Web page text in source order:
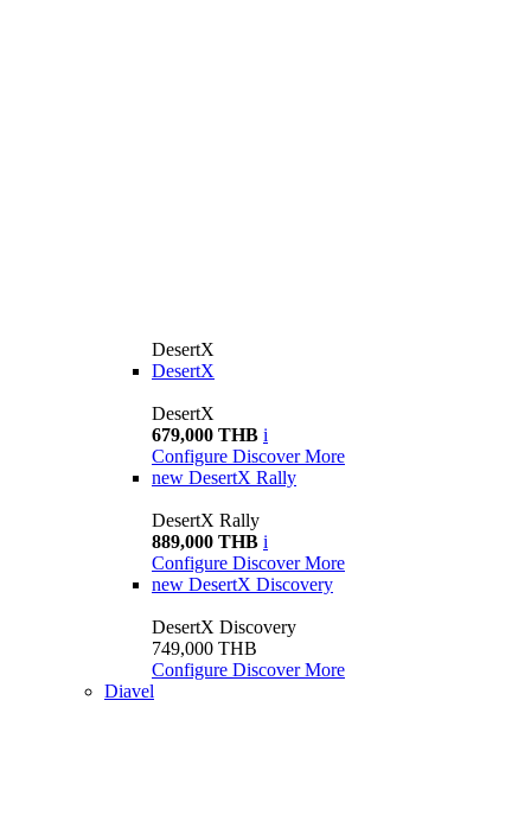
DesertX
DesertX
DesertX
679,000 THB i
Configure Discover More
new DesertX Rally
DesertX Rally
889,000 THB i
Configure Discover More
new DesertX Discovery
DesertX Discovery
749,000 THB
Configure Discover More
Diavel